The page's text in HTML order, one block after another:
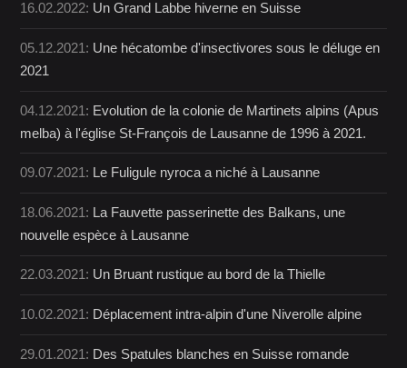
16.02.2022: Un Grand Labbe hiverne en Suisse
05.12.2021: Une hécatombe d'insectivores sous le déluge en
2021
04.12.2021: Evolution de la colonie de Martinets alpins (Apus
melba) à l'église St-François de Lausanne de 1996 à 2021.
09.07.2021: Le Fuligule nyroca a niché à Lausanne
18.06.2021: La Fauvette passerinette des Balkans, une
nouvelle espèce à Lausanne
22.03.2021: Un Bruant rustique au bord de la Thielle
10.02.2021: Déplacement intra-alpin d'une Niverolle alpine
29.01.2021: Des Spatules blanches en Suisse romande